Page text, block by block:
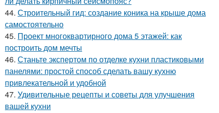
44. Строительный гид: создание коника на крыше дома
самостоятельно
45. Проект многоквартирного дома 5 этажей: как
построить дом мечты
46. Станьте экспертом по отделке кухни пластиковыми
панелями: простой способ сделать вашу кухню
привлекательной и удобной
47. Удивительные рецепты и советы для улучшения
вашей кухни